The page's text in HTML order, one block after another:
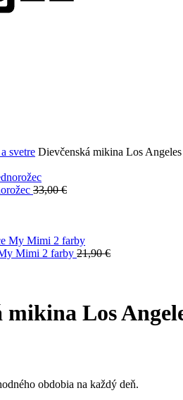
svetre Dievčenská mikina Los Angeles
33,00€
Mimi 2 farby 21,90€
mikina Los
obdobia na každý deň.